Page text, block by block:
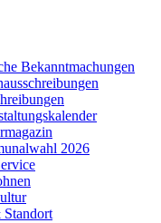
Bekanntmachungen
2026